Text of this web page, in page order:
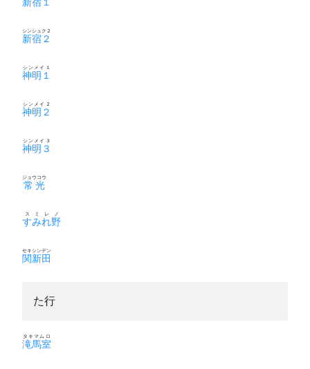
新宿２
シンシュク２
神明１
シンメイ１
神明２
シンメイ２
神明３
シンメイ３
常光
ジョウコウ
すみれ野
スミレノ
関新田
セキシンデン
た行
滝馬室
タキマムロ